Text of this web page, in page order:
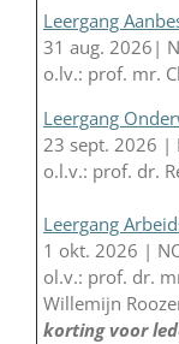
Leergang
31 aug. 2026|
o.lv.: prof. mr.
Leergang
23 sept. 2026 |
o.l.v.: prof. dr.
Leergang
1 okt. 2026 |
ol.v.: prof. dr.
Willemijn
korting voor